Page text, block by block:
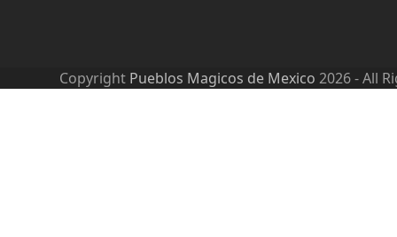
Copyright Pueblos Magicos de Mexico 2026 - All